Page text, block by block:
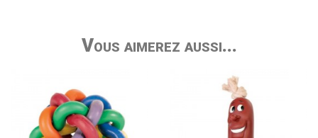
Vous aimerez aussi...